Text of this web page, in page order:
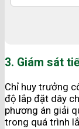
3. Giám sát
Chỉ huy trưởng
độ lắp đặt dây
phương án giải
trong quá trình